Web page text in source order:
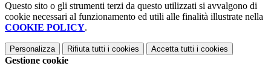
Questo sito o gli strumenti terzi da questo utilizzati si avvalgono di
cookie necessari al funzionamento ed utili alle finalità illustrate nella
COOKIE POLICY.
Personalizza Rifiuta tutti i cookies Accetta tutti i cookies
Gestione cookie